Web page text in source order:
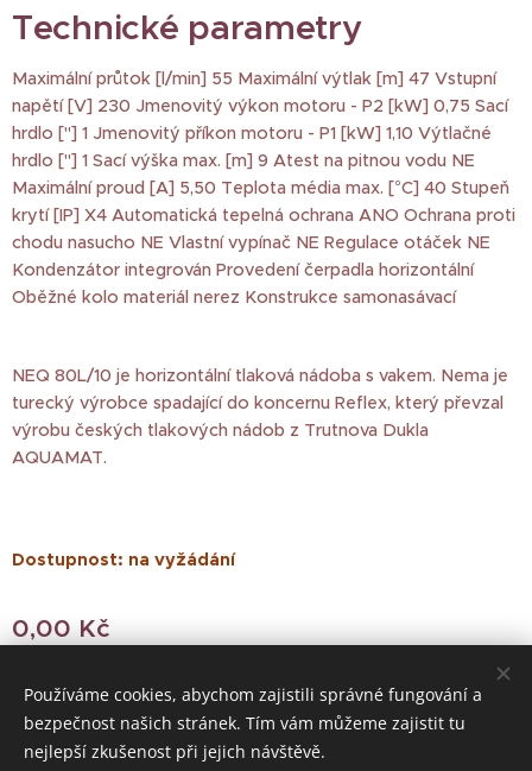
Technické parametry
Maximální průtok [l/min] 55 Maximální výtlak [m] 47 Vstupní
napětí [V] 230 Jmenovitý výkon motoru - P2 [kW] 0,75 Sací
hrdlo ["] 1 Jmenovitý příkon motoru - P1 [kW] 1,10 Výtlačné
hrdlo ["] 1 Sací výška max. [m] 9 Atest na pitnou vodu NE
Maximální proud [A] 5,50 Teplota média max. [°C] 40 Stupeň
krytí [IP] X4 Automatická tepelná ochrana ANO Ochrana proti
chodu nasucho NE Vlastní vypínač NE Regulace otáček NE
Kondenzátor integrován Provedení čerpadla horizontální
Oběžné kolo materiál nerez Konstrukce samonasávací
NEQ 80L/10 je horizontální tlaková nádoba s vakem. Nema je
turecký výrobce spadající do koncernu Reflex, který převzal
výrobu českých tlakových nádob z Trutnova Dukla
AQUAMAT.
Dostupnost: na vyžádání
0,00 Kč
© 2022 Všechna práva vyhrazena
Používáme cookies, abychom zajistili správné fungování a
bezpečnost našich stránek. Tím vám můžeme zajistit tu
nejlepší zkušenost při jejich návštěvě.